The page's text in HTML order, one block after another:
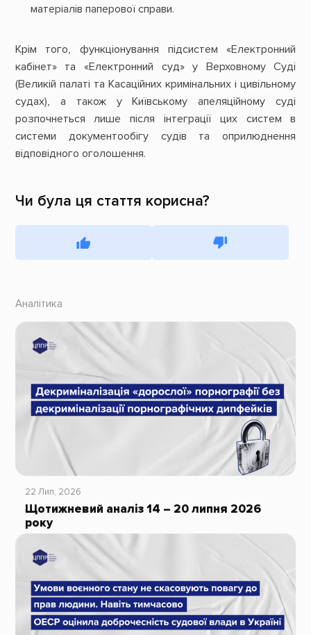
матеріалів паперової справи.
Крім того, функціонування підсистем «Електронний
кабінет» та «Електронний суд» у Верховному Суді
(Великій палаті та Касаційних кримінальних і цивільному
судах), а також у Київському апеляційному суді
розпочнеться лише після інтеграції цих систем в
системи документообігу судів та оприлюднення
відповідного оголошення.
Чи була ця стаття корисна?
Аналітика
22 Лип, 2026
Щотижневий аналіз 14 – 20 липня 2026
року